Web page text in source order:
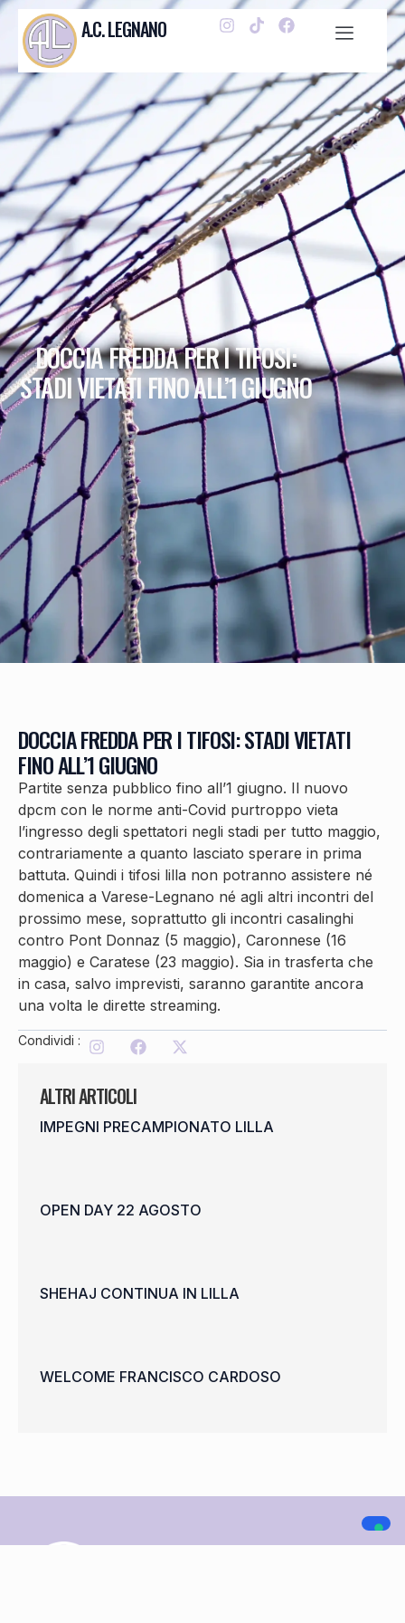
A.C. LEGNANO
DOCCIA FREDDA PER I TIFOSI:
STADI VIETATI FINO ALL’1 GIUGNO
ALTRI ARTICOLI
IMPEGNI PRECAMPIONATO LILLA
OPEN DAY 22 AGOSTO
SHEHAJ CONTINUA IN LILLA
WELCOME FRANCISCO CARDOSO
DOCCIA FREDDA PER I TIFOSI: STADI VIETATI
FINO ALL’1 GIUGNO
Partite senza pubblico fino all’1 giugno. Il nuovo
dpcm con le norme anti-Covid purtroppo vieta
l’ingresso degli spettatori negli stadi per tutto maggio,
contrariamente a quanto lasciato sperare in prima
battuta. Quindi i tifosi lilla non potranno assistere né
domenica a Varese-Legnano né agli altri incontri del
prossimo mese, soprattutto gli incontri casalinghi
contro Pont Donnaz (5 maggio), Caronnese (16
maggio) e Caratese (23 maggio). Sia in trasferta che
in casa, salvo imprevisti, saranno garantite ancora
una volta le dirette streaming.
Condividi :
A.C. LEGNANO